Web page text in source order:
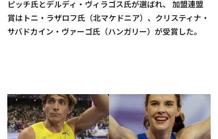
ピッチ氏とデルディ・ヴィラゴス氏が選ばれ、 加盟連盟
賞はトニ・ラザロフ氏（北マケドニア）、クリスティナ・
サバドカイン・ヴァーゴ氏（ハンガリー）が受賞した。